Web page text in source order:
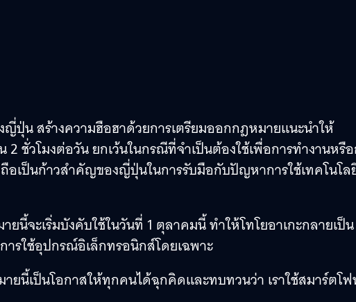
ญี่ปุ่น สร้างความฮือฮาด้วยการเตรียมออกกฎหมายแนะนำให้
ชั่วโมงต่อวัน ยกเว้นในกรณีที่จำเป็นต้องใช้เพื่อการทำงานหรื
เป็นก้าวสำคัญของญี่ปุ่นในการรับมือกับปัญหาการใช้เทคโนโล
จะเริ่มบังคับใช้ในวันที่ 1 ตุลาคมนี้ ทำให้โทโยอาเกะกลายเป็น
รใช้อุปกรณ์อิเล็กทรอนิกส์โดยเฉพาะ
ายนี้เป็นโอกาสให้ทุกคนได้ฉุกคิดและทบทวนว่า เราใช้สมาร์ตโ